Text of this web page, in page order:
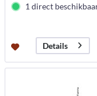
1 direct
Details